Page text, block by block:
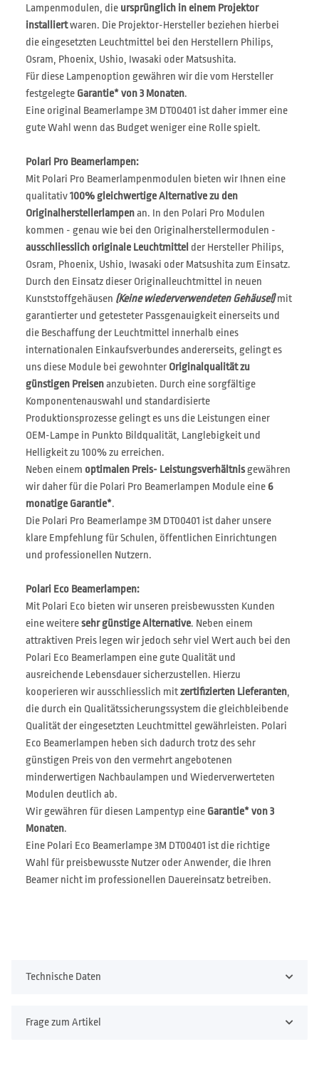
Lampenmodulen, die ursprünglich in einem Projektor
installiertwaren. Die Projektor-Hersteller beziehen hierbei
die eingesetzten Leuchtmittel bei den Herstellern Philips,
Osram, Phoenix, Ushio, Iwasaki oder Matsushita.
Für diese Lampenoption gewähren wir die vom Hersteller
festgelegte Garantie* von 3 Monaten.
Eine original Beamerlampe 3M DT00401 ist daher immer eine
gute Wahl wenn das Budget weniger eine Rolle spielt.
Polari Pro Beamerlampen:
Mit Polari Pro Beamerlampenmodulen bieten wir Ihnen eine
qualitativ100% gleichwertige Alternative zu den
Originalherstellerlampenan. In den Polari Pro Modulen
kommen - genau wie bei den Originalherstellermodulen -
ausschliesslich originale Leuchtmittel der Hersteller Philips,
Osram, Phoenix, Ushio, Iwasaki oder Matsushita zum Einsatz.
Durch den Einsatz dieser Originalleuchtmittel in neuen
Kunststoffgehäusen (Keine wiederverwendeten Gehäuse!)mit
garantierter und getesteter Passgenauigkeit einerseits und
die Beschaffung der Leuchtmittel innerhalb eines
internationalen Einkaufsverbundes andererseits, gelingt es
uns diese Module bei gewohnter Originalqualität zu
günstigen Preisenanzubieten. Durch eine sorgfältige
Komponentenauswahl und standardisierte
Produktionsprozesse gelingt es uns die Leistungen einer
OEM-Lampe in Punkto Bildqualität, Langlebigkeit und
Helligkeit zu 100% zu erreichen.
Neben einem optimalen Preis- Leistungsverhältnisgewähren
wir daher für die Polari Pro Beamerlampen Module eine 6
monatige Garantie*.
Die Polari Pro Beamerlampe 3M DT00401 ist daher unsere
klare Empfehlung für Schulen, öffentlichen Einrichtungen
und professionellen Nutzern.
Polari Eco Beamerlampen:
Mit Polari Eco bieten wir unseren preisbewussten Kunden
eine weiteresehr günstige Alternative. Neben einem
attraktiven Preis legen wir jedoch sehr viel Wert auch bei den
Polari Eco Beamerlampen eine gute Qualität und
ausreichende Lebensdauer sicherzustellen. Hierzu
kooperieren wir ausschliesslich mitzertifizierten Lieferanten,
die durch ein Qualitätssicherungssystem die gleichbleibende
Qualität der eingesetzten Leuchtmittel gewährleisten. Polari
Eco Beamerlampen heben sich dadurch trotz des sehr
günstigen Preis von den vermehrt angebotenen
minderwertigen Nachbaulampen und Wiederverwerteten
Modulen deutlich ab.
Wir gewähren für diesen Lampentyp eine Garantie* von 3
Monaten.
Eine Polari Eco Beamerlampe 3M DT00401 ist die richtige
Wahl für preisbewusste Nutzer oder Anwender, die Ihren
Beamer nicht im professionellen Dauereinsatz betreiben.
Technische Daten
Frage zum Artikel